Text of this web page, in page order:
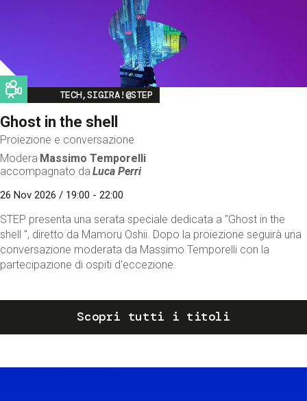
Image
TECH,SIGIRA!@STEP
Ghost in the shell
Proiezione e conversazione
Modera Massimo Temporelli
accompagnato da Luca Perri
26 Nov 2026 / 19:00 - 22:00
STEP presenta una serata speciale dedicata a "Ghost in the
shell ", diretto da Mamoru Oshii. Dopo la proiezione seguirà una
conversazione moderata da Massimo Temporelli con la
partecipazione di ospiti d'eccezione.
Scopri tutti i titoli